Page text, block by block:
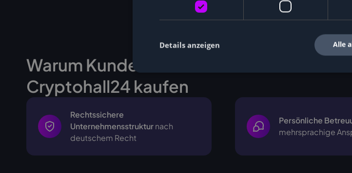
Warum Kunden Miner bei
Cryptohall24 kaufen
Rechtssichere
Unternehmensstrukturnach
deutschem Recht
Persönliche
mehrsprachige
Alle
Details anzeigen